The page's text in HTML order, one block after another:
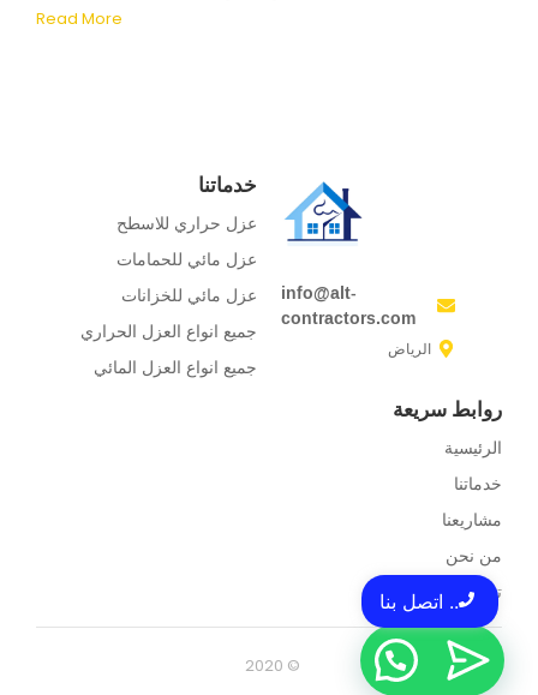
Read More
info@alt-
contractors.com
الرياض
خدماتنا
عزل حراري للاسطح
عزل مائي للحمامات
عزل مائي للخزانات
جميع انواع العزل الحراري
جميع انواع العزل المائي
روابط سريعة
الرئيسية
خدماتنا
مشاريعنا
من نحن
تواصل معنا
© 2020
.. اتصل بنا